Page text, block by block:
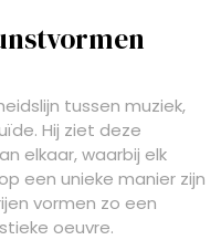
tussen muziek,
Hij ziet deze
elkaar, waarbij elk
een unieke manier zijn
vormen zo een
oeuvre.